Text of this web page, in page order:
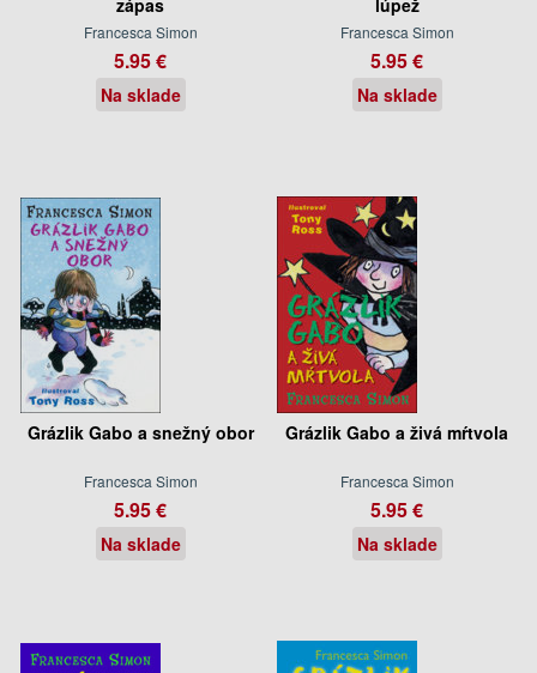
Francesca Simon
5.95 €
Na sklade
Francesca Simon
5.95 €
Na sklade
Grázlik Gabo a snežný obor
Francesca Simon
5.95 €
Na sklade
Grázlik Gabo a živá mŕtvola
Francesca Simon
5.95 €
Na sklade